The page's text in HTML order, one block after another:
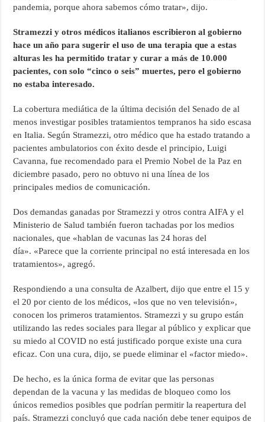
pandemia, porque ahora sabemos cómo tratar», dijo.
Stramezzi y otros médicos italianos escribieron al gobierno
hace un año para sugerir el uso de una terapia que a estas
alturas les ha permitido tratar y curar a más de 10.000
pacientes, con solo “cinco o seis” muertes, pero el gobierno
no estaba interesado.
La cobertura mediática de la última decisión del Senado de al
menos investigar posibles tratamientos tempranos ha sido escasa
en Italia. Según Stramezzi, otro médico que ha estado tratando a
pacientes ambulatorios con éxito desde el principio, Luigi
Cavanna, fue recomendado para el Premio Nobel de la Paz en
diciembre pasado, pero no obtuvo ni una línea de los
principales medios de comunicación.
Dos demandas ganadas por Stramezzi y otros contra AIFA y el
Ministerio de Salud también fueron tachadas por los medios
nacionales, que «hablan de vacunas las 24 horas del
día». «Parece que la corriente principal no está interesada en los
tratamientos», agregó.
Respondiendo a una consulta de Azalbert, dijo que entre el 15 y
el 20 por ciento de los médicos, «los que no ven televisión»,
conocen los primeros tratamientos. Stramezzi y su grupo están
utilizando las redes sociales para llegar al público y explicar que
su miedo al COVID no está justificado porque existe una cura
eficaz. Con una cura, dijo, se puede eliminar el «factor miedo».
De hecho, es la única forma de evitar que las personas
dependan de la vacuna y las medidas de bloqueo como los
únicos remedios posibles que podrían permitir la reapertura del
país. Stramezzi concluyó que cada nación debe tener equipos de